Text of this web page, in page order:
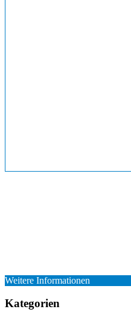
Weitere Informationen
Kategorien